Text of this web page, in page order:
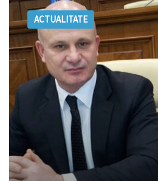
Apărării
participă
la
o
întrunire
liderilor
militari
din
Iordania
ACTUALITATE